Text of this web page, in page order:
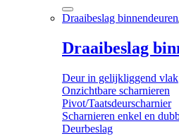
Draaibeslag binnendeuren
Draaibeslag
Deur in gelijkliggend vlak
Onzichtbare scharnieren
Pivot/Taatsdeurscharnier
Scharnieren enkel en
Deurbeslag